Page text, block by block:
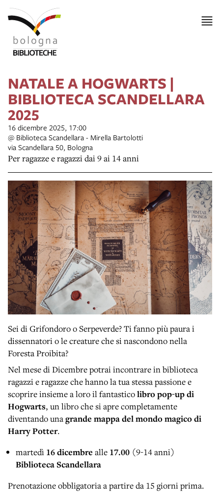
NATALE A HOGWARTS |
BIBLIOTECA SCANDELLARA
2025
16 dicembre 2025, 17:00
@ Biblioteca Scandellara - Mirella Bartolotti
via Scandellara 50, Bologna
Per ragazze e ragazzi dai 9 ai 14 anni
Sei di Grifondoro o Serpeverde? Ti fanno più paura i
dissennatori o le creature che si nascondono nella
Foresta Proibita?
Nel mese di Dicembre potrai incontrare in biblioteca
ragazzi e ragazze che hanno la tua stessa passione e
scoprire insieme a loro il fantasticolibro pop-up di
Hogwarts, un libro che si apre completamente
diventando unagrande mappa del mondo magico di
Harry Potter.
martedì 16 dicembre alle 17.00 (9-14 anni)
Biblioteca Scandellara
Prenotazione obbligatoria a partire da 15 giorni prima.